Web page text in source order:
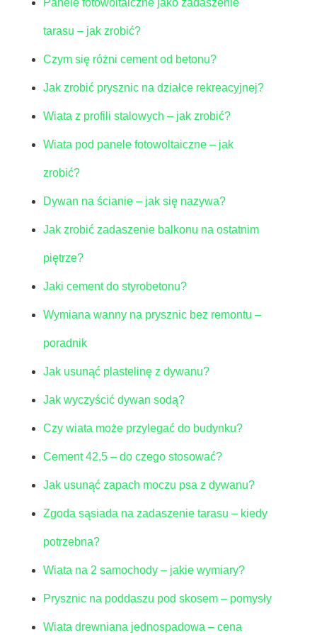
tarasu – jak zrobić?
Czym się różni cement od betonu?
Jak zrobić prysznic na działce rekreacyjnej?
Wiata z profili stalowych – jak zrobić?
Wiata pod panele fotowoltaiczne – jak
zrobić?
Dywan na ścianie – jak się nazywa?
Jak zrobić zadaszenie balkonu na ostatnim
piętrze?
Jaki cement do styrobetonu?
Wymiana wanny na prysznic bez remontu –
poradnik
Jak usunąć plastelinę z dywanu?
Jak wyczyścić dywan sodą?
Czy wiata może przylegać do budynku?
Cement 42,5 – do czego stosować?
Jak usunąć zapach moczu psa z dywanu?
Zgoda sąsiada na zadaszenie tarasu – kiedy
potrzebna?
Wiata na 2 samochody – jakie wymiary?
Prysznic na poddaszu pod skosem – pomysły
Wiata drewniana jednospadowa – cena